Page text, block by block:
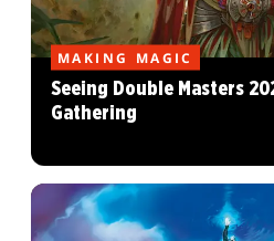
MAKING MAGIC
Seeing Double Masters
Gathering